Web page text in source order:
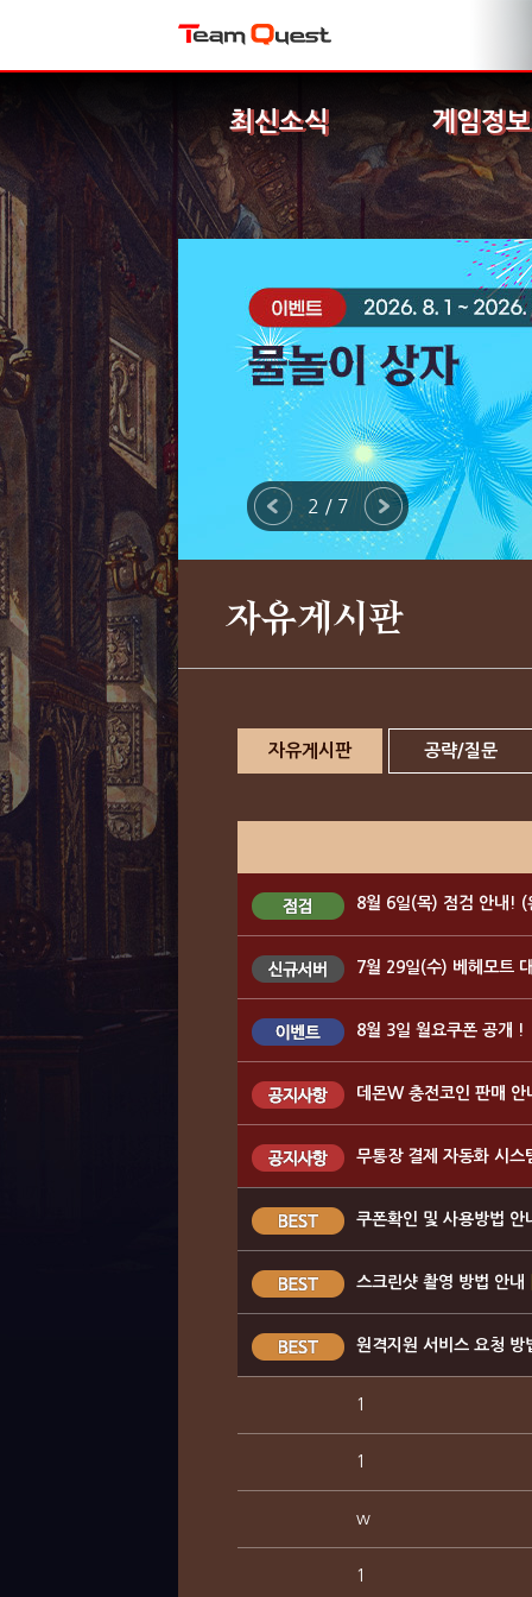
최신소식 게임정보
2 / 7
자유게시판
자유게시판 공략/질문
8월 6일(목) 점검 안내! (
7월 29일(수) 베헤모트
8월 3일 월요쿠폰 공개 !
데몬W 충전코인 판매 안
무통장 결제 자동화 시스
쿠폰확인 및 사용방법 안
스크린샷 촬영 방법 안내
원격지원 서비스 요청 방
1
1
w
1